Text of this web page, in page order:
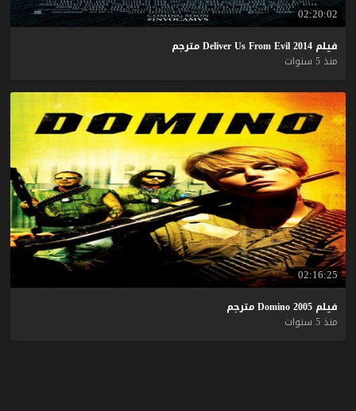
02:20:02
فيلم Deliver Us From Evil 2014
مترجم
منذ 5 سنوات
02:16:25
فيلم Domino 2005
مترجم
منذ 5 سنوات